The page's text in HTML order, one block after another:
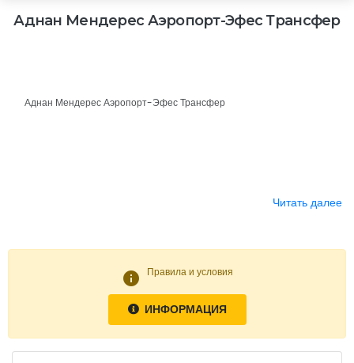
Аднан Мендерес Аэропорт-Эфес Трансфер
Аднан Мендерес Аэропорт-Эфес Трансфер
Читать далее
info Правила и условия
ИНФОРМАЦИЯ